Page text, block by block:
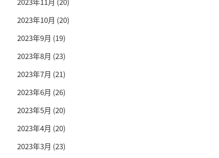
2023年10月 (20)
2023年9月 (19)
2023年8月 (23)
2023年7月 (21)
2023年6月 (26)
2023年5月 (20)
2023年4月 (20)
2023年3月 (23)